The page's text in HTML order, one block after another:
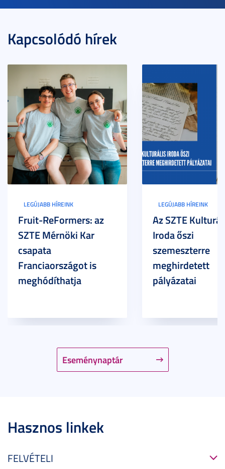
Kapcsolódó hírek
Eseménynaptár
LEGÚJABB HÍREINK
Fruit-ReFormers: az
SZTE Mérnöki Kar
csapata
Franciaországot is
meghódíthatja
LEGÚJABB HÍREINK
Az SZTE
Iroda őszi
szemeszterre
meghirdetett
pályázatai
Hasznos linkek
FELVÉTELI